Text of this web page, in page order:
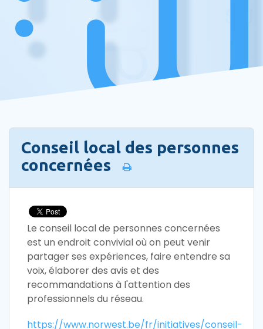
Conseil local des personnes
concernées
Le conseil local de personnes concernées
est un endroit convivial où on peut venir
partager ses expériences, faire entendre sa
voix, élaborer des avis et des
recommandations à l'attention des
professionnels du réseau.
https://www.norwest.be/fr/initiatives/conseil-